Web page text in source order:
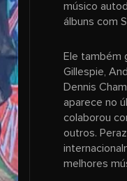
músico
álbuns com
Ele também
Gillespie,
Dennis
aparece no
colaborou
outros.
melhores